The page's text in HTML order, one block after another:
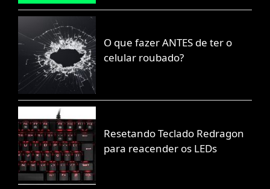
O que fazer ANTES de ter o
celular roubado?
Resetando Teclado Redragon
para reacender os LEDs